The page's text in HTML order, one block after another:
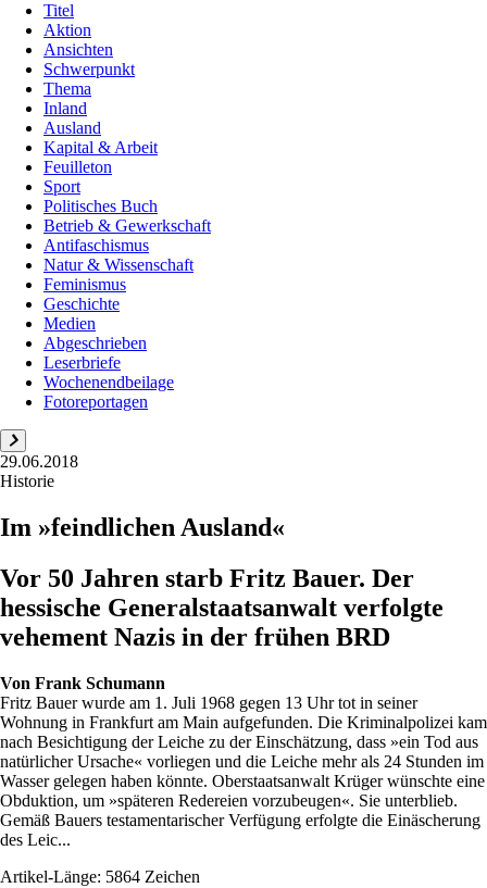
Titel
Aktion
Ansichten
Schwerpunkt
Thema
Inland
Ausland
Kapital & Arbeit
Feuilleton
Sport
Politisches Buch
Betrieb & Gewerkschaft
Antifaschismus
Natur & Wissenschaft
Feminismus
Geschichte
Medien
Abgeschrieben
Leserbriefe
Wochenendbeilage
Fotoreportagen
29.06.2018
Historie
Im »feindlichen Ausland«
Vor 50 Jahren starb Fritz Bauer. Der
hessische Generalstaatsanwalt verfolgte
vehement Nazis in der frühen BRD
Von Frank Schumann
Fritz Bauer wurde am 1. Juli 1968 gegen 13 Uhr tot in seiner
Wohnung in Frankfurt am Main aufgefunden. Die Kriminalpolizei kam
nach Besichtigung der Leiche zu der Einschätzung, dass »ein Tod aus
natürlicher Ursache« vorliegen und die Leiche mehr als 24 Stunden im
Wasser gelegen haben könnte. Oberstaatsanwalt Krüger wünschte eine
Obduktion, um »späteren Redereien vorzubeugen«. Sie unterblieb.
Gemäß Bauers testamentarischer Verfügung erfolgte die Einäscherung
des Leic...
Artikel-Länge: 5864 Zeichen